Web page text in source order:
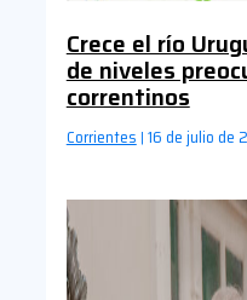
Crece el río
de niveles
correntinos
Corrientes | 16 de julio de